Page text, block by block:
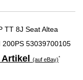
TT 8J Seat Altea
200PS 53039700105
Artikel(auf eBay)*